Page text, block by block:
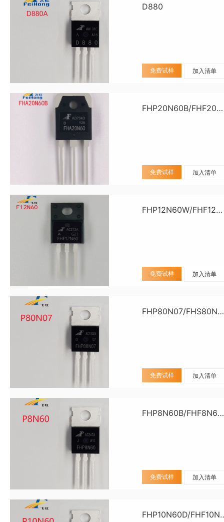
D880
免费试样 加入清单
FHP20N60B/FHF20N60B/FHA20N60B
免费试样 加入清单
FHP12N60W/FHF12N60W
免费试样 加入清单
FHP80N07/FHS80N07/FHD80N07
免费试样 加入清单
FHP8N60B/FHF8N60B
免费试样 加入清单